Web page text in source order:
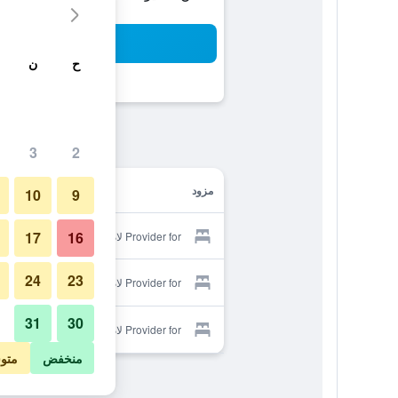
مزود
Provider for لام ريزيدنس
Provider for لام ريزيدنس
Provider for لام ريزيدنس
ح ن
2
3
9
10
16
17
23
24
30
31
منخفض